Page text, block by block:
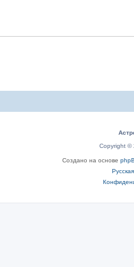
Copyright ©
Создано на основе